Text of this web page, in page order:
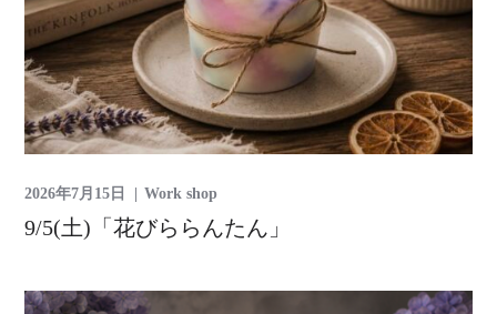
2026年7月15日 Work shop
9/5(土)「花びららんたん」